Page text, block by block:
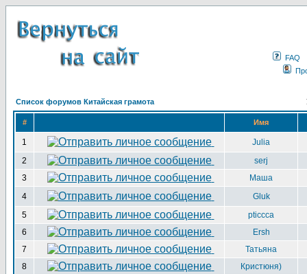
FAQ
Список форумов Китайская грамота
# Имя
1
Julia
2
serj
3
Маша
4
Gluk
5
pticcca
6
Ersh
7
Татьяна
8
Кристюня)